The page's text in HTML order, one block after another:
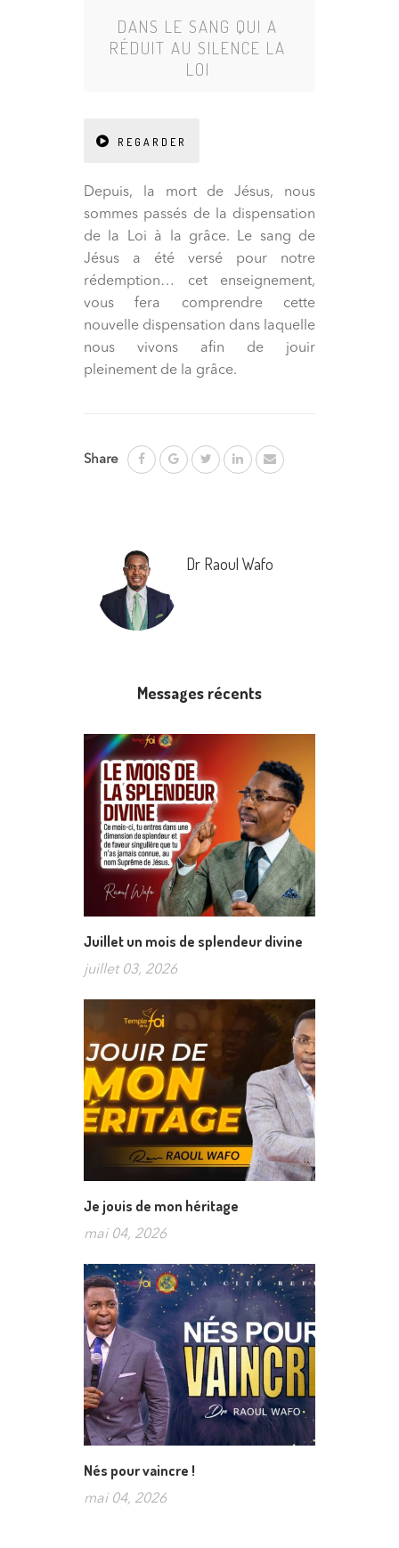
DANS LE SANG QUI A
RÉDUIT AU SILENCE LA
LOI
REGARDER
Depuis, la mort de Jésus, nous
sommes passés de la dispensation
de la Loi à la grâce. Le sang de
Jésus a été versé pour notre
rédemption… cet enseignement,
vous fera comprendre cette
nouvelle dispensation dans laquelle
nous vivons afin de jouir
pleinement de la grâce.
Share
Dr Raoul Wafo
Messages récents
Juillet un mois de splendeur divine
juillet 03, 2026
Je jouis de mon héritage
mai 04, 2026
Nés pour vaincre !
mai 04, 2026